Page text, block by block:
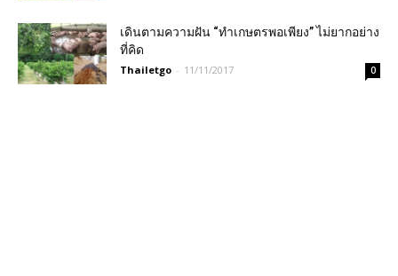
เดินตามความฝัน “ทำเกษตรพอเพียง” ไม่ยากอย่าง
ที่คิด
Thailetgo - 11/11/2017 0